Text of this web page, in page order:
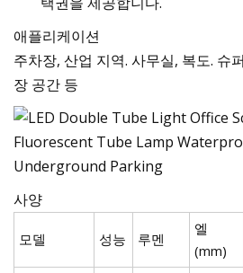
애플리케이션
주차장, 산업 지역. 사무실, 복도. 슈
장 공간 등
사양
모델 성능 루멘
엘
(mm)